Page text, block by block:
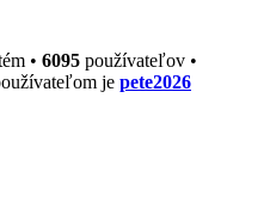
• 6095 používateľov •
je pete2026